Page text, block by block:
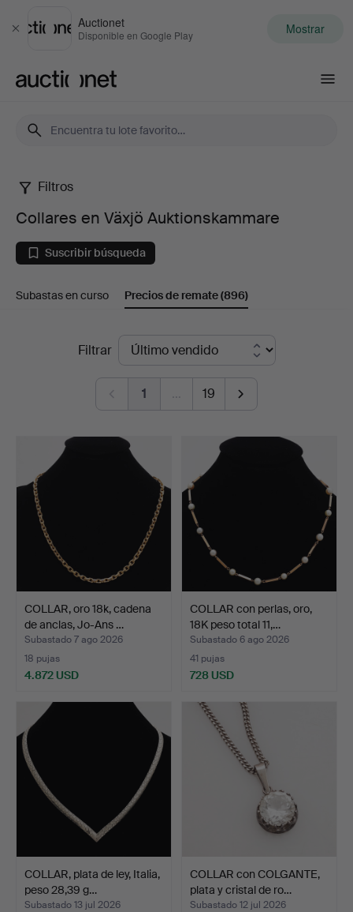
Cerrar
Auctionet
Disponible en Google Play Mostrar
Collares
en
Växjö
Auktionskammare
Filtros
Collares en Växjö Auktionskammare
Suscribir búsqueda
Subastas en curso Precios de remate(896)
Filtrar
1 … 19
COLLAR, oro 18k, cadena
de anclas, Jo-Ans …
Subastado 7 ago 2026
18 pujas
4.872 USD
COLLAR con perlas, oro,
18K peso total 11,…
Subastado 6 ago 2026
41 pujas
728 USD
COLLAR, plata de ley, Italia,
peso 28,39 g…
Subastado 13 jul 2026
COLLAR con COLGANTE,
plata y cristal de ro…
Subastado 12 jul 2026